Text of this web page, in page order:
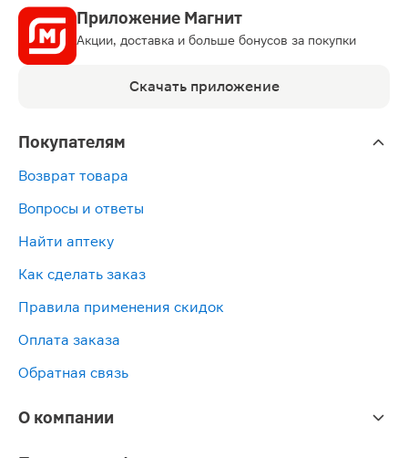
Приложение Магнит
Акции, доставка и больше бонусов за покупки
Скачать приложение
Покупателям
Возврат товара
Вопросы и ответы
Найти аптеку
Как сделать заказ
Правила применения скидок
Оплата заказа
Обратная связь
О компании